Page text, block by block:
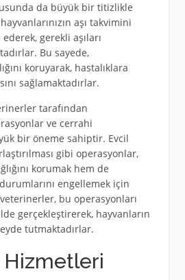
da büyük bir titizlikle
aşı takvimini
gerekli aşıları
Bu sayede,
koruyarak, hastalıklara
sağlamaktadırlar.
tarafından
ve cerrahi
bir öneme sahiptir. Evcil
gibi operasyonlar,
korumak hem de
engellemek için
bu operasyonları
gerçekleştirerek, hayvanların
tutmaktadırlar.